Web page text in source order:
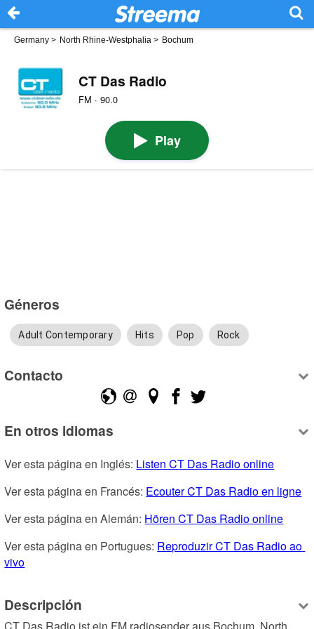
Germany > North Rhine-Westphalia > Bochum
CT Das Radio
FM · 90.0
Play
Géneros
Adult Contemporary Hits Pop Rock
Contacto
En otros idiomas
Ver esta página en Inglés: Listen CT Das Radio online
Ver esta página en Francés: Ecouter CT Das Radio en ligne
Ver esta página en Alemán: Hören CT Das Radio online
Ver esta página en Portugues: Reproduzir CT Das Radio ao
vivo
Descripción